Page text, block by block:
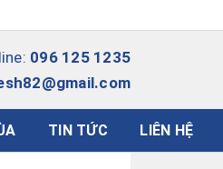
096 125 1235
TIN TỨC LIÊN HỆ